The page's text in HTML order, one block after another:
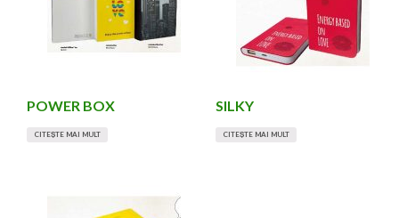
POWER BOX
CITEȘTE MAI MULT
SILKY
CITEȘTE MAI MULT